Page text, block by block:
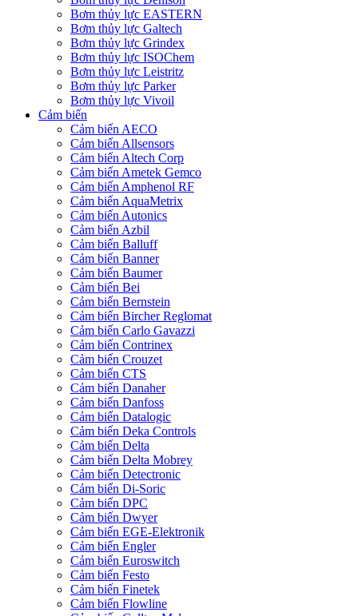
Bơm thủy lực EASTERN
Bơm thủy lực Galtech
Bơm thủy lực Grindex
Bơm thủy lực ISOChem
Bơm thủy lực Leistritz
Bơm thủy lực Parker
Bơm thủy lực Vivoil
Cảm biến
Cảm biến AECO
Cảm biến Allsensors
Cảm biến Altech Corp
Cảm biến Ametek Gemco
Cảm biến Amphenol RF
Cảm biến AquaMetrix
Cảm biến Autonics
Cảm biến Azbil
Cảm biến Balluff
Cảm biến Banner
Cảm biến Baumer
Cảm biến Bei
Cảm biến Bernstein
Cảm biến Bircher Reglomat
Cảm biến Carlo Gavazzi
Cảm biến Contrinex
Cảm biến Crouzet
Cảm biến CTS
Cảm biến Danaher
Cảm biến Danfoss
Cảm biến Datalogic
Cảm biến Deka Controls
Cảm biến Delta
Cảm biến Delta Mobrey
Cảm biến Detectronic
Cảm biến Di-Soric
Cảm biến DPC
Cảm biến Dwyer
Cảm biến EGE-Elektronik
Cảm biến Engler
Cảm biến Euroswitch
Cảm biến Festo
Cảm biến Finetek
Cảm biến Flowline